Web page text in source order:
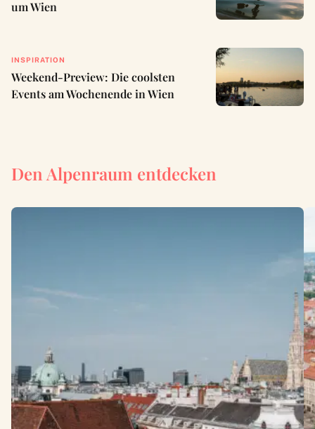
um Wien
INSPIRATION
Weekend-Preview: Die coolsten
Events am Wochenende in Wien
Den Alpenraum entdecken